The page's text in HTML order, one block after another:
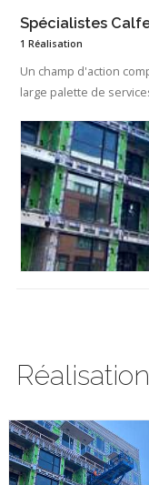
Spécialistes
1 Réalisation
Un champ d'action
large palette de